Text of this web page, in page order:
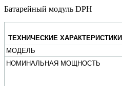
Батарейный модуль DPH
ТЕХНИЧЕСКИЕ ХАРАКТЕРИСТИКИ
МОДЕЛЬ
НОМИНАЛЬНАЯ МОЩНОСТЬ